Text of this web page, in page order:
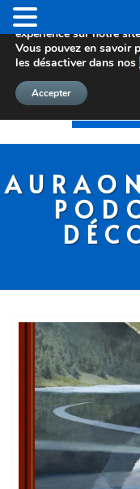
Nous utilisons des
expérience sur notre
Vous pouvez en savoir
les désactiver dans nos
Accepter